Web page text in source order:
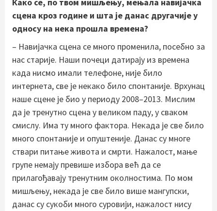
сцена кроз године и шта је данас другачије у
односу на нека прошла времена?
– Навијачка сцена се много променила, посебно за
нас старије. Наши почеци датирају из времена
када нисмо имали телефоне, није било
интернета, све је некако било спонтаније. Врхунац
наше сцене је био у периоду 2008–2013. Мислим
да је тренутно сцена у великом паду, у сваком
смислу. Има ту много фактора. Некада је све било
много спонтаније и опуштеније. Данас су многе
ствари питање живота и смрти. Нажалост, мање
групе немају превише избора већ да се
прилагођавају тренутним околностима. По мом
мишљењу, некада је све било више мангупски,
данас су сукоби много суровији, нажалост нису